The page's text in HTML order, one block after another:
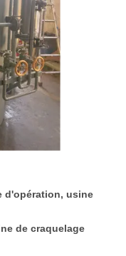
d'opération, usine
de craquelage